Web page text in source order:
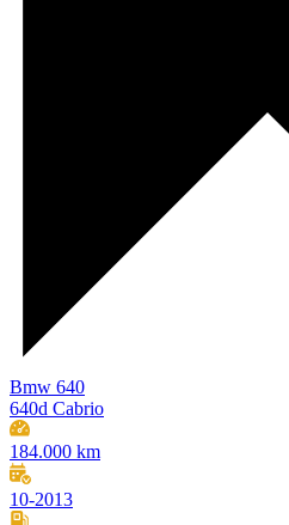
Bmw 640
640d Cabrio
184.000 km
10-2013